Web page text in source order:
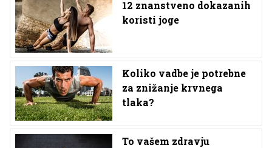
12 znanstveno dokazanih
koristi joge
Koliko vadbe je potrebne
za znižanje krvnega
tlaka?
To vašem zdravju